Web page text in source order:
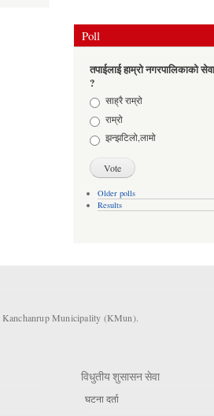
Poll
तपाईलाई हाम्रो नगरपालिकाको
?
Choicesसाह्रै राम्रो
राम्रो
झन्झटिलो,लामो
Older polls
Results
Municipality (KMun).
विधुतीय शुसासन सेवा
घटना दर्ता